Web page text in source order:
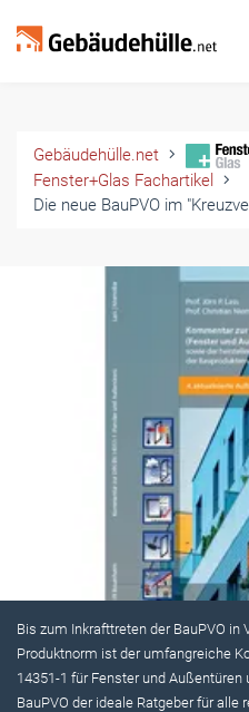
Gebäudehülle.net
Fenster+Glas Fachartikel
Die neue BauPVO im
Bis zum Inkrafttreten der BauPVO
Produktnorm ist der umfangreiche
14351-1 für Fenster und
BauPVO der ideale Ratgeber für